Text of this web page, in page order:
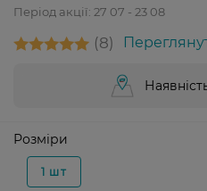
Період акції: 27 07 - 23 08
8
Розміри
1 шт